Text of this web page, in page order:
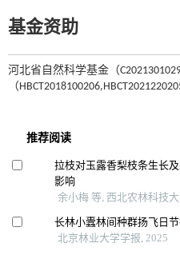
基金资助
河北省自然科学基金（
（